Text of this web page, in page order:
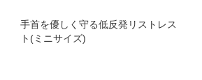
手首を優しく守る低反発リストレス
ト(ミニサイズ)